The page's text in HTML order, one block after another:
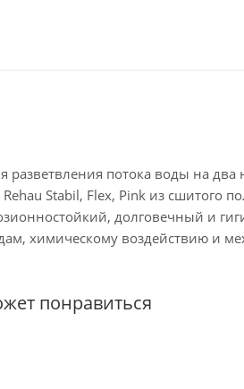
разветвления потока воды на
Rehau Stabil, Flex, Pink из сшитого
долговечный и
химическому воздействию и
понравиться